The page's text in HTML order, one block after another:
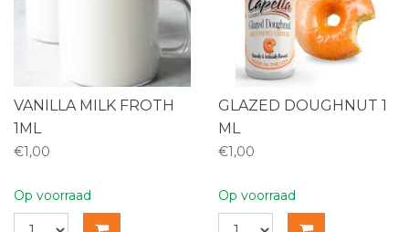
VANILLA MILK FROTH
1ML
€1,00
Op voorraad
GLAZED DOUGHNUT 1
ML
€1,00
Op voorraad